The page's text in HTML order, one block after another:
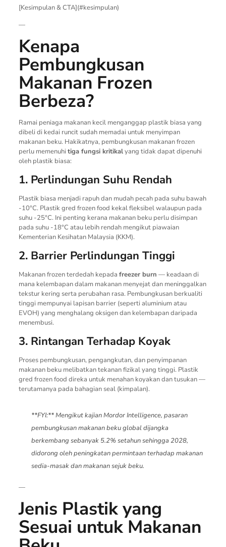
[Kesimpulan & CTA](#kesimpulan)
—
Kenapa
Pembungkusan
Makanan Frozen
Berbeza?
Ramai peniaga makanan kecil menganggap plastik biasa yang
dibeli di kedai runcit sudah memadai untuk menyimpan
makanan beku. Hakikatnya, pembungkusan makanan frozen
perlu memenuhitiga fungsi kritikalyang tidak dapat dipenuhi
oleh plastik biasa:
1. Perlindungan Suhu Rendah
Plastik biasa menjadi rapuh dan mudah pecah pada suhu bawah
-10°C. Plastik gred frozen food kekal fleksibel walaupun pada
suhu -25°C. Ini penting kerana makanan beku perlu disimpan
pada suhu -18°C atau lebih rendah mengikut piawaian
Kementerian Kesihatan Malaysia (KKM).
2. Barrier Perlindungan Tinggi
Makanan frozen terdedah kepada freezer burn — keadaan di
mana kelembapan dalam makanan menyejat dan meninggalkan
tekstur kering serta perubahan rasa. Pembungkusan berkualiti
tinggi mempunyai lapisan barrier (seperti aluminium atau
EVOH) yang menghalang oksigen dan kelembapan daripada
menembusi.
3. Rintangan Terhadap Koyak
Proses pembungkusan, pengangkutan, dan penyimpanan
makanan beku melibatkan tekanan fizikal yang tinggi. Plastik
gred frozen food direka untuk menahan koyakan dan tusukan —
terutamanya pada bahagian seal (kimpalan).
**FYI:** Mengikut kajianMordor Intelligence, pasaran
pembungkusan makanan beku global dijangka
berkembang sebanyak 5.2% setahun sehingga 2028,
didorong oleh peningkatan permintaan terhadap makanan
sedia-masak dan makanan sejuk beku.
—
Jenis Plastik yang
Sesuai untuk Makanan